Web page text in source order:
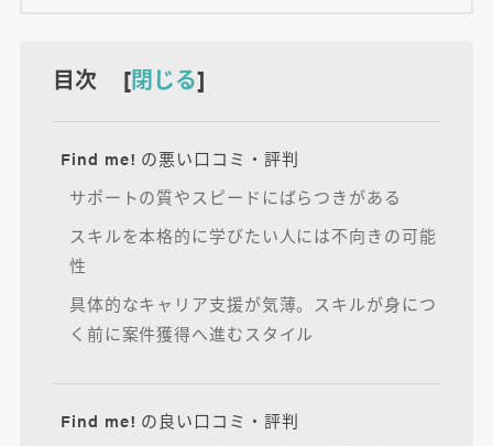
目次 [閉じる]
Find me! の悪い口コミ・評判
サポートの質やスピードにばらつきがある
スキルを本格的に学びたい人には不向きの可能
性
具体的なキャリア支援が気薄。スキルが身につ
く前に案件獲得へ進むスタイル
Find me! の良い口コミ・評判